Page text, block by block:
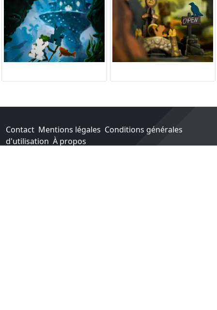
Contact Mentions légales Conditions générales
d'utilisation À propos